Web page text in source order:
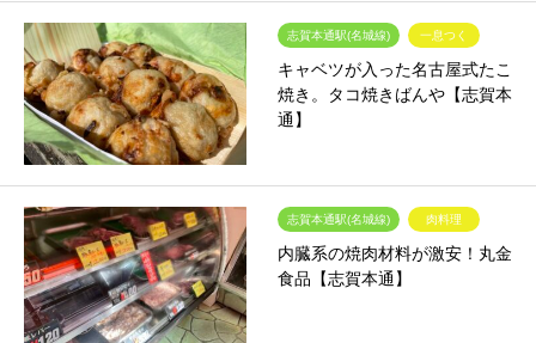
志賀本通駅(名城線) 一息つく
キャベツが入った名古屋式たこ
焼き。タコ焼きばんや【志賀本
通】
志賀本通駅(名城線) 肉料理
内臓系の焼肉材料が激安！丸金
食品【志賀本通】